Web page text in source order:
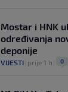
Mostar i HNK
određivanja
deponije
VIJESTI prije 1 h 0